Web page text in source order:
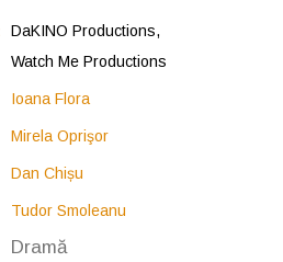
DaKINO Productions,
Watch Me Productions
Ioana Flora
Mirela Oprişor
Dan Chișu
Tudor Smoleanu
Dramă